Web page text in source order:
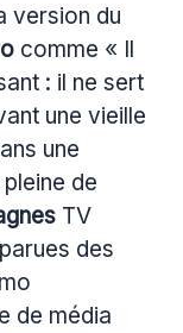
version du
comme « Il
: il ne sert
une vieille
une
pleine de
TV
des
de média